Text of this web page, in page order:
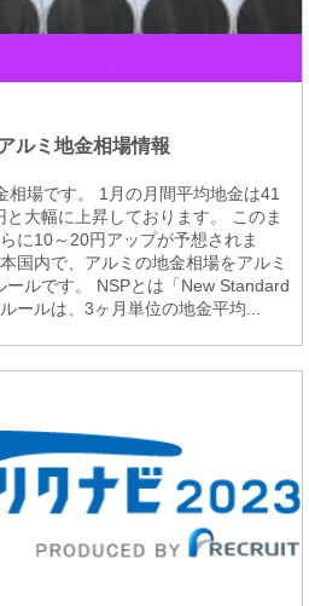
ルミ地金相場情報
相場です。 1月の月間平均地金は41
大幅に上昇しております。 このま
に10～20円アップが予想されま
国内で、アルミの地金相場をアルミ
ルです。 NSPとは「New Standard
ールは、3ヶ月単位の地金平均...